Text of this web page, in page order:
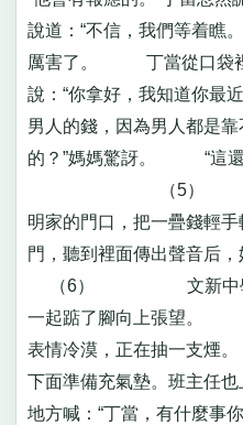
說道：“不信，我們等着
厲害了。 丁當從口袋裡
說：“你拿好，我知道你最
男人的錢，因為男人都
的？”媽媽驚訝。 “這還
（5） 丁
明家的門口，把一疊錢輕
門，聽到裡面傳出
（6） 文新中學教
一起踮了腳向上張望。
表情冷漠，正在抽一支
下面準備充氣墊。班主任
地方喊：“丁當，有什麼事